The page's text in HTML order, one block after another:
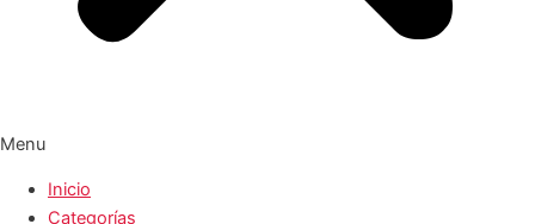
Menu
Inicio
Categorías